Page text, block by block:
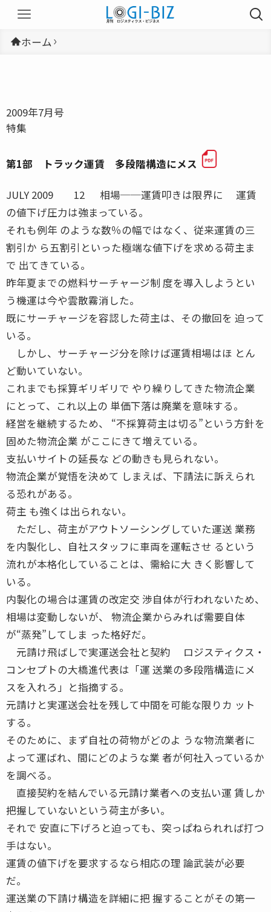
ホーム
2009年7月号
特集
第1部 トラック運賃 多段階構造にメス
JULY 2009 12 相場──運賃叩きは限界に 運賃
の値下げ圧力は強まっている。
それも例年 のような数％の幅ではなく、従来運賃の三
割引か ら五割引といった極端な値下げを求める荷主ま
で 出てきている。
昨年夏までの燃料サーチャージ制 度を導入しようとい
う機運は今や雲散霧消した。
既にサーチャージを容認した荷主は、その撤回を 迫って
いる。
しかし、サーチャージ分を除けば運賃相場はほ とん
ど動いていない。
これまでも採算ギリギリで やり繰りしてきた物流企業
にとって、これ以上の 単価下落は廃業を意味する。
経営を継続するため、 “不採算荷主は切る”という方針を
固めた物流企業 がここにきて増えている。
支払いサイトの延長な どの動きも見られない。
物流企業が覚悟を決めて しまえば、下請法に訴えられ
る恐れがある。
荷主 も強くは出られない。
ただし、荷主がアウトソーシングしていた運送 業務
を内製化し、自社スタッフに車両を運転させ るという
流れが本格化していることは、需給に大 きく影響して
いる。
内製化の場合は運賃の改定交 渉自体が行われないため、
相場は変動しないが、 物流企業からみれば需要自体
が“蒸発”してしま った格好だ。
元請け飛ばしで実運送会社と契約 ロジスティクス・
コンセプトの大橋進代表は「運 送業の多段階構造にメ
スを入れろ」と指摘する。
元請けと実運送会社を残して中間を可能な限りカ ット
する。
そのために、まず自社の荷物がどのよ うな物流業者に
よって運ばれ、間にどのような業 者が何社入っているか
を調べる。
直接契約を結んでいる元請け業者への支払い運 賃しか
把握していないという荷主が多い。
それで 安直に下げろと迫っても、突っぱねられれば打つ
手はない。
運賃の値下げを要求するなら相応の理 論武装が必要
だ。
運送業の下請け構造を詳細に把 握することがその第一